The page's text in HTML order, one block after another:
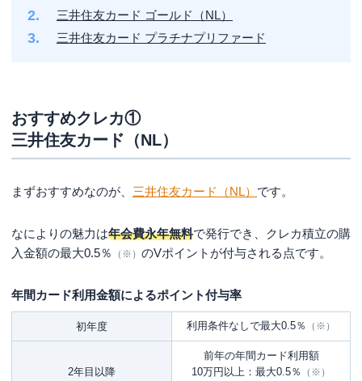
三井住友カード ゴールド（NL）
三井住友カード プラチナプリファード
おすすめクレカ①
三井住友カード（NL）
まずおすすめなのが、 三井住友カード（NL） です。
なによりの魅力は年会費永年無料で発行でき、クレカ積立の購
入金額の最大0.5％
（※） のVポイントが付与される点です。
年間カード利用金額によるポイント付与率
初年度 利用条件なしで最大0.5％ （※）
2年目以降
前年の年間カード利用額
10万円以上：最大0.5％
（※）